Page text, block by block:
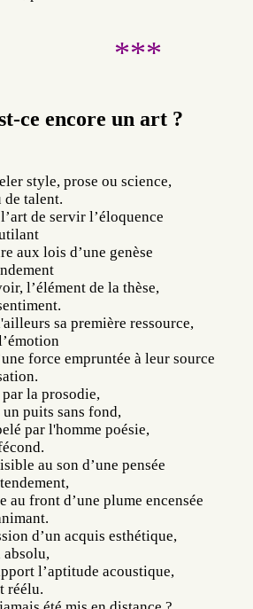
***
ce encore un art ?
style, prose ou science,
de talent.
de servir l’éloquence
aux lois d’une genèse
l’élément de la thèse,
sa première ressource,
force empruntée à leur source
la prosodie,
puits sans fond,
par l'homme poésie,
au son d’une pensée
au front d’une plume encensée
d’un acquis esthétique,
absolu,
l’aptitude acoustique,
réélu.